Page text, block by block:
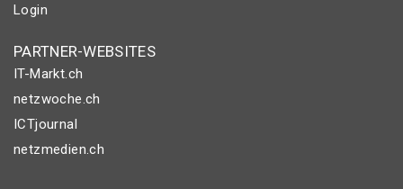
Login
PARTNER-WEBSITES
IT-Markt.ch
netzwoche.ch
ICTjournal
netzmedien.ch